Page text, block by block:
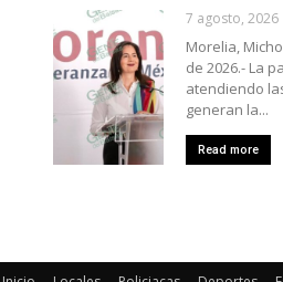
7 agosto, 2026
Morelia,
de 2026.- La
atendiendo
generan la...
Read more